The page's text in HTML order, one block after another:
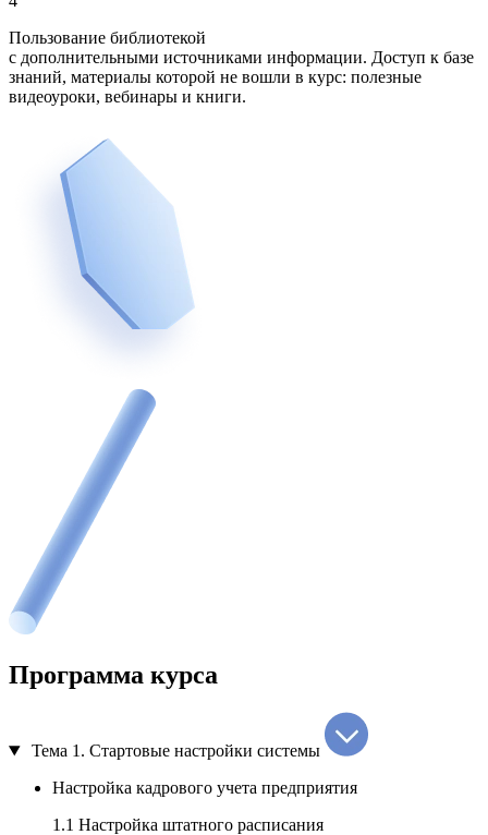
Пользование библиотекой
с дополнительными источниками информации. Доступ к базе
знаний, материалы которой не вошли в курс: полезные
видеоуроки, вебинары и книги.
Программа курса
Тема 1. Стартовые настройки системы
Настройка кадрового учета предприятия
1.1 Настройка штатного расписания